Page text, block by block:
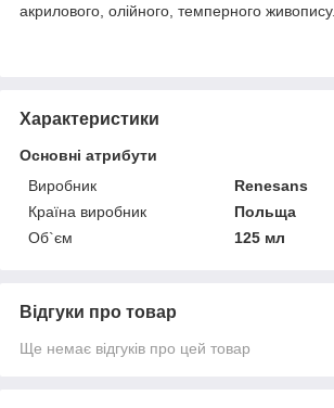
акрилового, олійного, темперного живопису.
Характеристики
Основні атрибути
Виробник
Renesans
Країна виробник
Польща
Об`єм
125 мл
Відгуки про товар
Ще немає відгуків про цей товар